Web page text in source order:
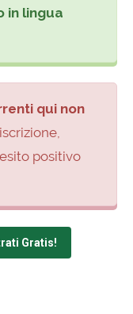
in lingua
qui non
positivo
Gratis!